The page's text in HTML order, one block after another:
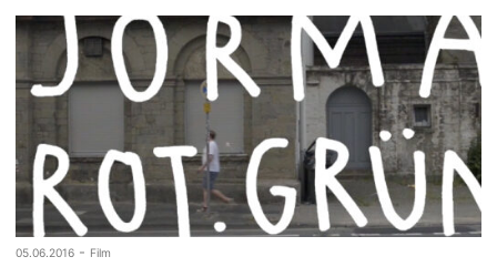
05.06.2016 - Film